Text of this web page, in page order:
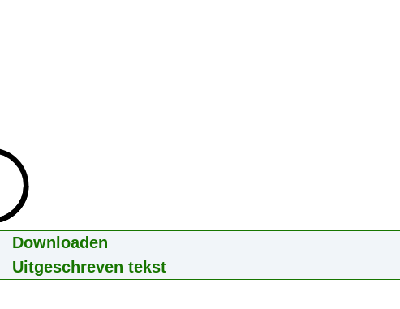
Downloaden
Testmethodes en validaties
07-04-2025 02:45 mp4 71.8 MB
Uitgeschreven tekst